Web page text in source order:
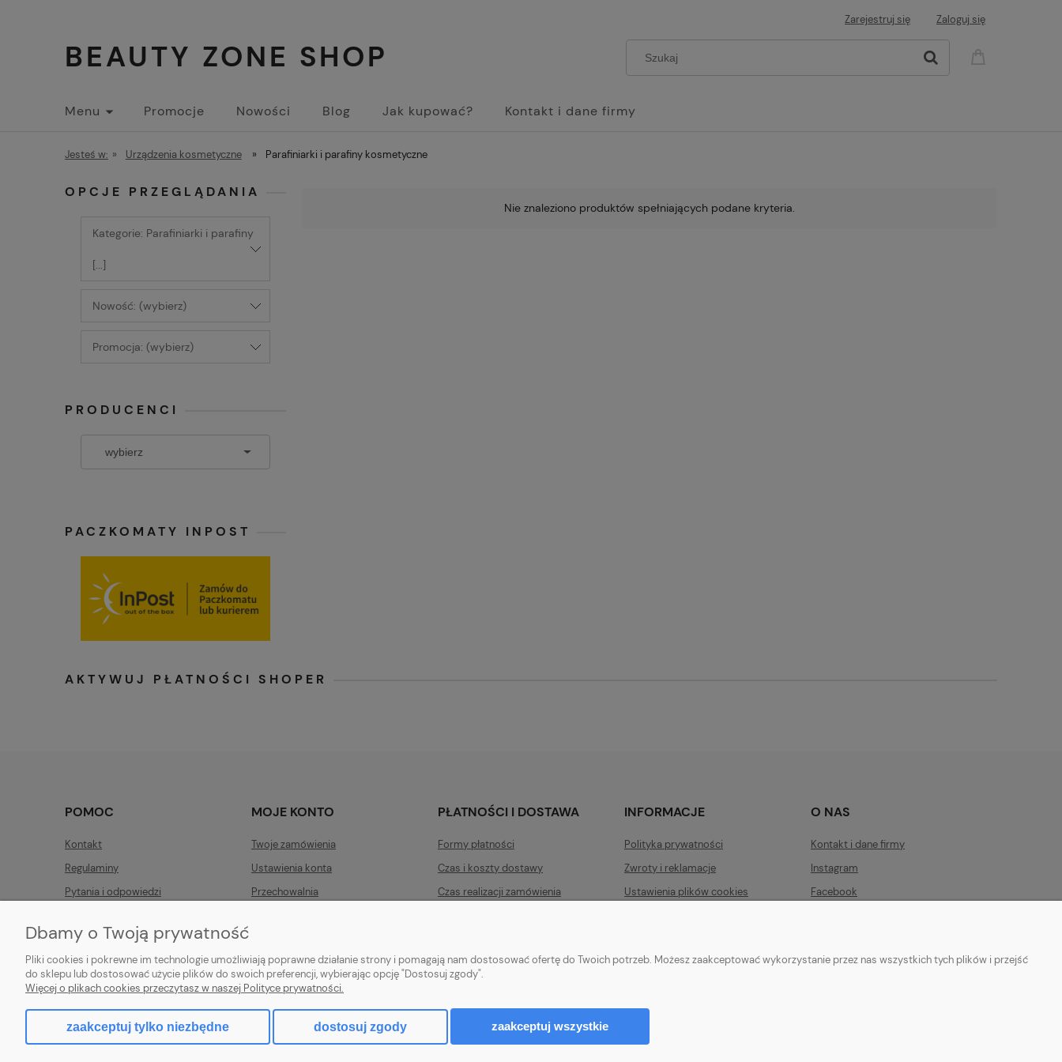
Zarejestruj się Zaloguj się
BEAUTY ZONE SHOP
Menu Promocje Nowości Blog Jak kupować? Kontakt i dane firmy
Jesteś w: » Urządzenia kosmetyczne » Parafiniarki i parafiny kosmetyczne
OPCJE PRZEGLĄDANIA
Kategorie: Parafiniarki i parafiny
[...]
Nowość: (wybierz)
Promocja: (wybierz)
PRODUCENCI
PACZKOMATY INPOST
Nie znaleziono produktów spełniających podane kryteria.
AKTYWUJ PŁATNOŚCI SHOPER
POMOC
Kontakt
Regulaminy
Pytania i odpowiedzi
MOJE KONTO
Twoje zamówienia
Ustawienia konta
Przechowalnia
PŁATNOŚCI I DOSTAWA
Formy płatności
Czas i koszty dostawy
Czas realizacji zamówienia
INFORMACJE
Polityka prywatności
Zwroty i reklamacje
Ustawienia plików cookies
O NAS
Kontakt i dane firmy
Instagram
Facebook
Hurtownia kosmetyczna online – Beauty Zone SHOP
Sklep internetowy Shoper.pl
Dbamy o Twoją prywatność
Pliki cookies i pokrewne im technologie umożliwiają poprawne działanie strony i pomagają nam dostosować ofertę do Twoich potrzeb. Możesz zaakceptować wykorzystanie przez nas wszystkich tych plików i przejść
do sklepu lub dostosować użycie plików do swoich preferencji, wybierając opcję "Dostosuj zgody".
Więcej o plikach cookies przeczytasz w naszej Polityce prywatności.
zaakceptuj tylko niezbędne dostosuj zgody zaakceptuj wszystkie